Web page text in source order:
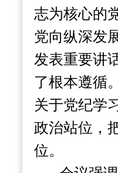
志为核心的
党向纵深发
发表重要讲
了根本遵循
关于党纪学
政治站位，
位。